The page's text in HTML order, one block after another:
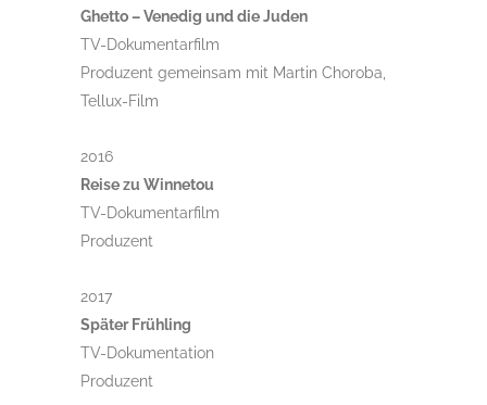
Ghetto – Venedig und die Juden
TV-Dokumentarfilm
Produzent gemeinsam mit Martin Choroba,
Tellux-Film
2016
Reise zu Winnetou
TV-Dokumentarfilm
Produzent
2017
Später Frühling
TV-Dokumentation
Produzent